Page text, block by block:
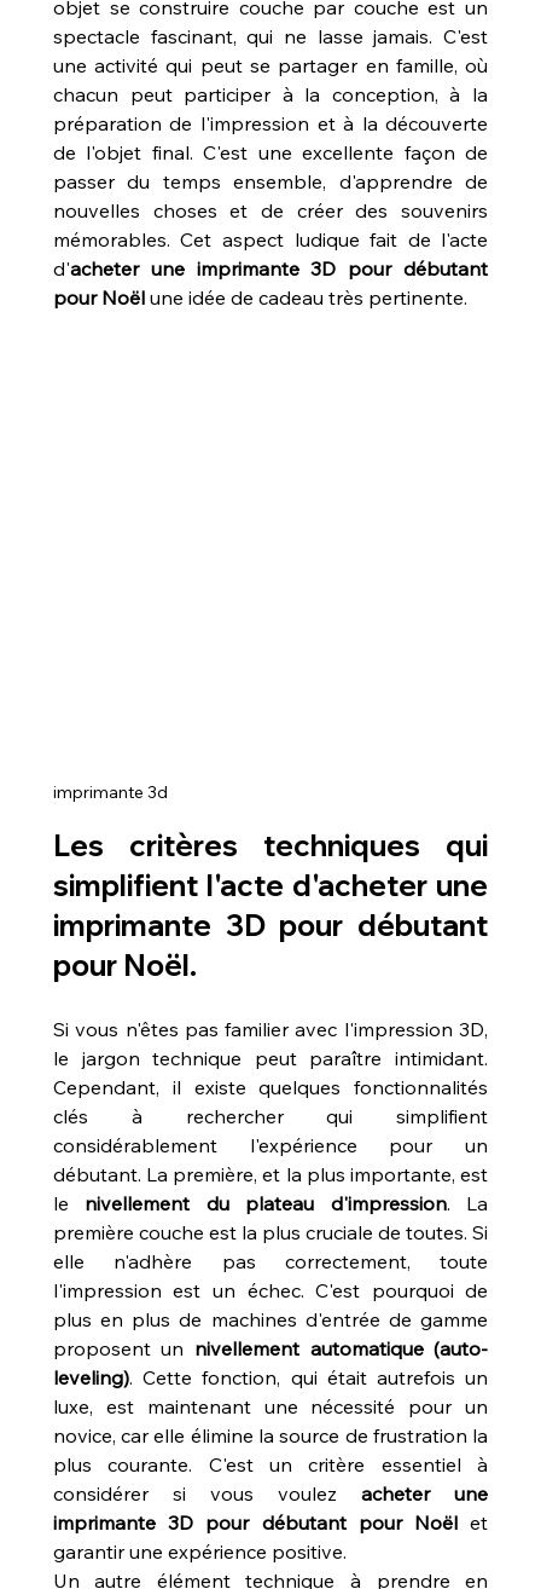
objet se construire couche par couche est un
spectacle fascinant, qui ne lasse jamais. C'est
une activité qui peut se partager en famille, où
chacun peut participer à la conception, à la
préparation de l'impression et à la découverte
de l'objet final. C'est une excellente façon de
passer du temps ensemble, d'apprendre de
nouvelles choses et de créer des souvenirs
mémorables. Cet aspect ludique fait de l'acte
d'acheter une imprimante 3D pour débutant
pour Noël une idée de cadeau très pertinente.
imprimante 3d
Les critères techniques qui
simplifient l'acte d'acheter une
imprimante 3D pour débutant
pour Noël.
Si vous n'êtes pas familier avec l'impression 3D,
le jargon technique peut paraître intimidant.
Cependant, il existe quelques fonctionnalités
clés à rechercher qui simplifient
considérablement l'expérience pour un
débutant. La première, et la plus importante, est
le nivellement du plateau d'impression. La
première couche est la plus cruciale de toutes. Si
elle n'adhère pas correctement, toute
l'impression est un échec. C'est pourquoi de
plus en plus de machines d'entrée de gamme
proposent un nivellement automatique (auto-
leveling). Cette fonction, qui était autrefois un
luxe, est maintenant une nécessité pour un
novice, car elle élimine la source de frustration la
plus courante. C'est un critère essentiel à
considérer si vous voulez acheter une
imprimante 3D pour débutant pour Noël et
garantir une expérience positive.
Un autre élément technique à prendre en